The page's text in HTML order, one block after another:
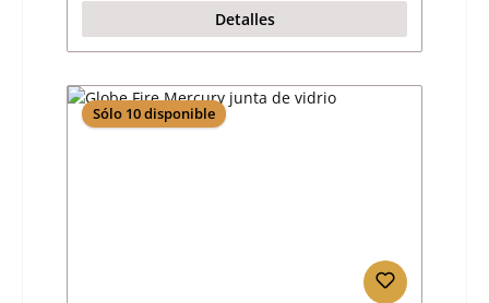
Detalles
Sólo 10 disponible